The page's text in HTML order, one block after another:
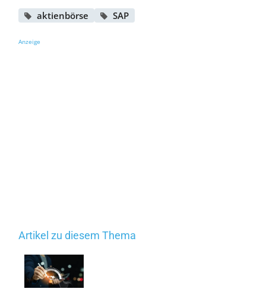
aktienbörse SAP
Anzeige
Artikel zu diesem Thema